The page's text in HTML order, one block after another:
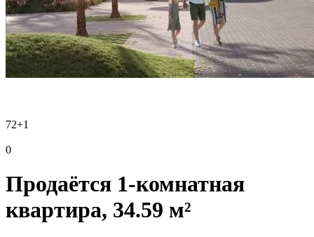
72+1
0
Продаётся 1-комнатная
квартира, 34.59 м²